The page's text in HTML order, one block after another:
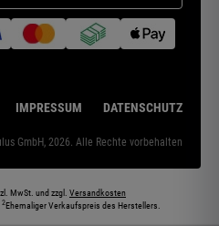
IMPRESSUM DATENSCHUTZ
GmbH, 2026. Alle Rechte vorbehalten
MwSt. und zzgl. Versandkosten
2Ehemaliger Verkaufspreis des Herstellers.